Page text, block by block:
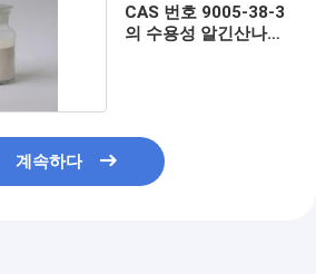
CAS 번호 9005-38-3
의 수용성 알긴산나트
계속하다